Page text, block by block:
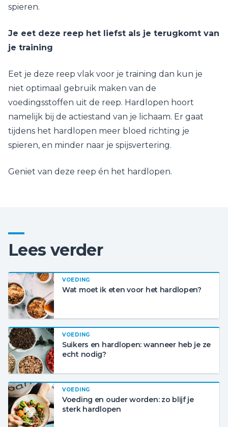
spieren.
Je eet deze reep het liefst als je terugkomt van
je training
Eet je deze reep vlak voor je training dan kun je
niet optimaal gebruik maken van de
voedingsstoffen uit de reep. Hardlopen hoort
namelijk bij de actiestand van je lichaam. Er gaat
tijdens het hardlopen meer bloed richting je
spieren, en minder naar je spijsvertering.
Geniet van deze reep én het hardlopen.
Lees verder
VOEDING
Wat moet ik eten voor het hardlopen?
VOEDING
Suikers en hardlopen: wanneer heb je ze
echt nodig?
VOEDING
Voeding en ouder worden: zo blijf je
sterk hardlopen